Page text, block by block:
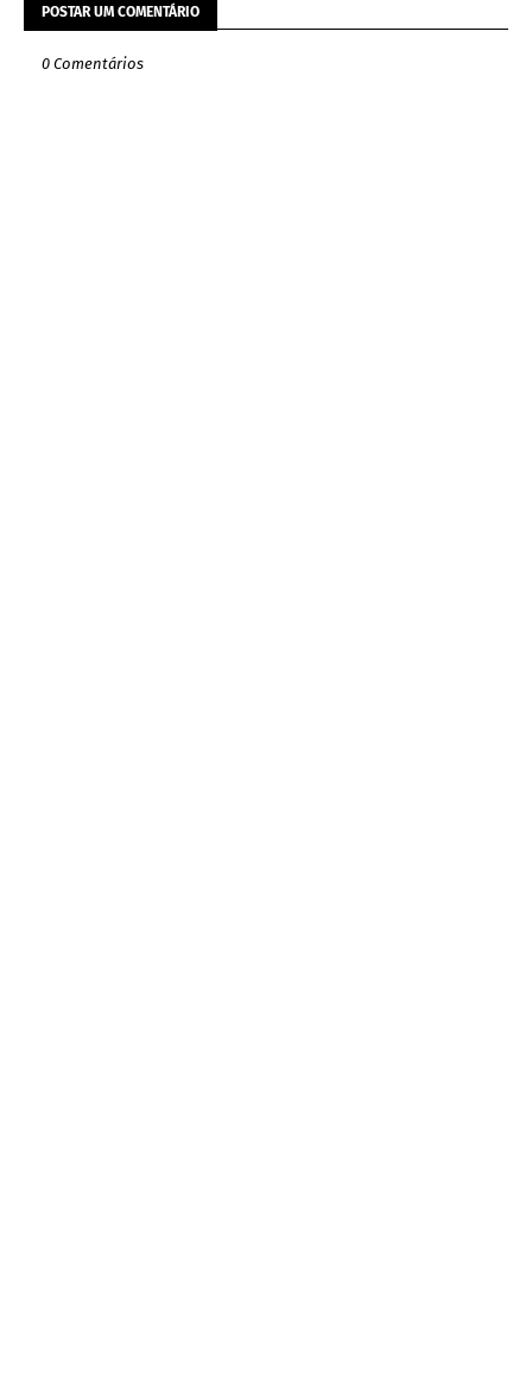
POSTAR UM COMENTÁRIO
0 Comentários